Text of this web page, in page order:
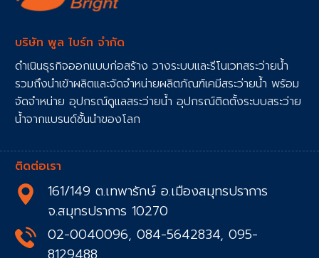
บริษัท พูล ไบร์ท จำกัด
ดำเนินธุรกิจออกแบบก่อสร้าง วางระบบและรีโนเวทสระว่ายน้ำ
รวมถึงนำเข้าผลิตและจัดจำหน่ายผลิตภัณฑ์เคมีสระว่ายน้ำ พร้อม
จัดจำหน่าย อุปกรณ์ดูแลสระว่ายน้ำ อุปกรณ์ติดตั้งระบบสระว่าย
น้ำจากแบรนด์ชั้นนำของโลก
ติดต่อเรา
161/149 ต.เทพารักษ์ อ.เมืองสมุทรปราการ
จ.สมุทรปราการ 10270
02-0040096, 084-5642834, 095-